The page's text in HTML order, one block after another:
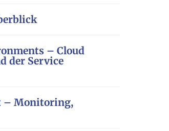
– Cloud
der Service
– Monitoring,